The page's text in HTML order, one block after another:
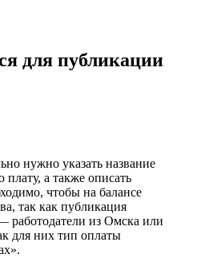
для публикации
нужно указать название
а также описать
чтобы на балансе
так как публикация
работодатели из Омска или
для них тип оплаты